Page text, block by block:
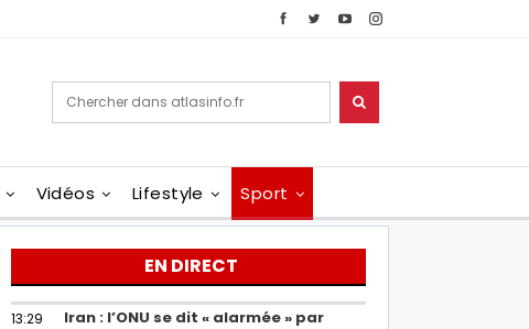
Vidéos Lifestyle Sport
EN DIRECT
13:29
Iran : l’ONU se dit « alarmée » par